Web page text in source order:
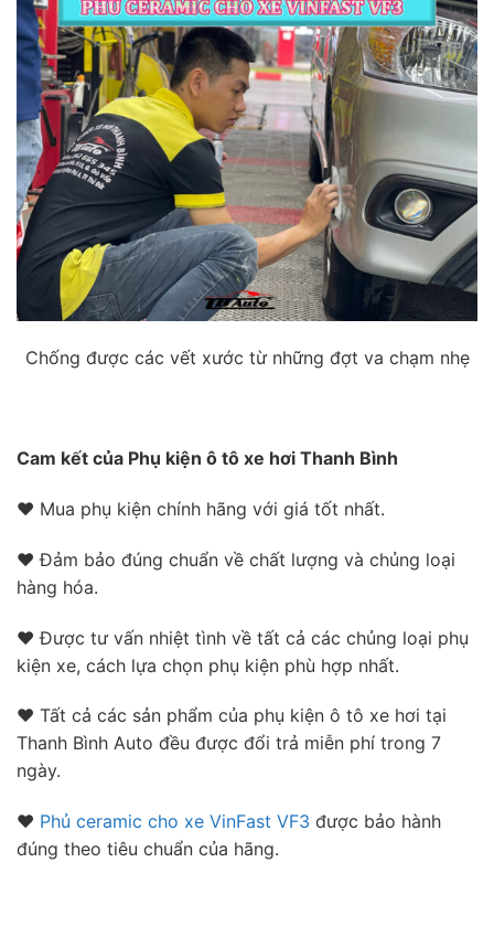
Chống được các vết xước từ những đợt va chạm nhẹ
Cam kết của Phụ kiện ô tô xe hơi Thanh Bình
❤ Mua phụ kiện chính hãng với giá tốt nhất.
❤ Đảm bảo đúng chuẩn về chất lượng và chủng loại
hàng hóa.
❤ Được tư vấn nhiệt tình về tất cả các chủng loại phụ
kiện xe, cách lựa chọn phụ kiện phù hợp nhất.
❤ Tất cả các sản phẩm của phụ kiện ô tô xe hơi tại
Thanh Bình Auto đều được đổi trả miễn phí trong 7
ngày.
❤ Phủ ceramic cho xe VinFast VF3 được bảo hành
đúng theo tiêu chuẩn của hãng.